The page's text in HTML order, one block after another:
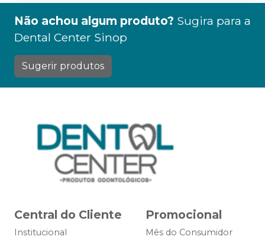
Não achou algum produto? Sugira para a
Dental Center Sinop
Sugerir produtos
Central do Cliente
Institucional
Promocional
Mês do Consumidor